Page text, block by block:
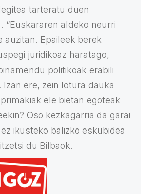
tarteratu duen
“Euskararen aldeko neurri
auzitan. Epaileek berek
juridikoaz haratago,
politikoak erabili
Izan ere, zein lotura dauka
ele bietan egoteak
Oso kezkagarria da garai
ikusteko balizko eskubidea
du Bilbaok.